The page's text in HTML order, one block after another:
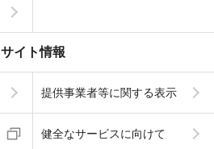
サイト情報
提供事業者等に関する表示
健全なサービスに向けて